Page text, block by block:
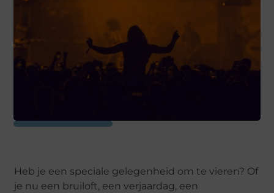
Heb je een speciale gelegenheid om te vieren? Of
je nu een bruiloft, een verjaardag, een